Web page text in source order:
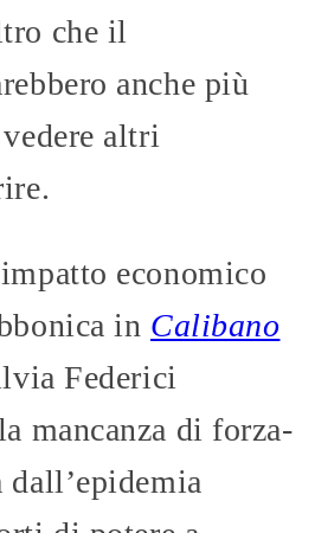
che il
anche più
altri
economico
in Calibano
Federici
mancanza di forza-
dall’epidemia